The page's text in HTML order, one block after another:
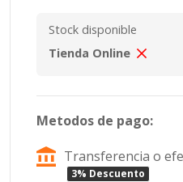
Stock disponible
Tienda Online
Metodos de pago:
Transferencia o
3% Descuento